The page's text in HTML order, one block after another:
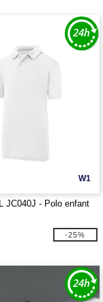
W1
JC040J - Polo enfant
-25%